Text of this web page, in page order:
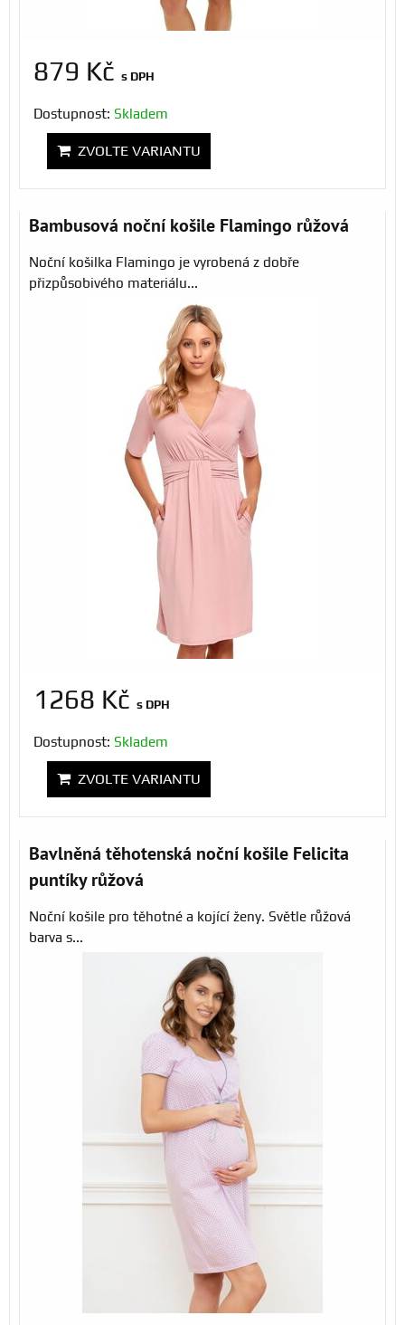
879 Kč s DPH
Dostupnost: Skladem
ZVOLTE VARIANTU
Bambusová noční košile Flamingo růžová
Noční košilka Flamingo je vyrobená z dobře
přizpůsobivého materiálu...
1268 Kč s DPH
Dostupnost: Skladem
ZVOLTE VARIANTU
Bavlněná těhotenská noční košile Felicita
puntíky růžová
Noční košile pro těhotné a kojící ženy. Světle růžová
barva s...